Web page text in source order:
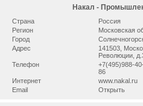
Накал -
Страна
Россия
Регион
Московская
Город
Адрес
141503,
Рeвoлюции,
Телефон
+7(495)988-
86
Интернет
www.nakal.ru
Email
Открыть